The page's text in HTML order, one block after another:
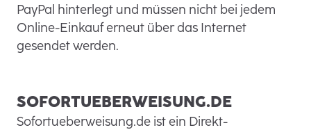
PayPal hinterlegt und müssen nicht bei jedem
Online-Einkauf erneut über das Internet
gesendet werden.
SOFORTUEBERWEISUNG.DE
Sofortueberweisung.de ist ein Direkt-